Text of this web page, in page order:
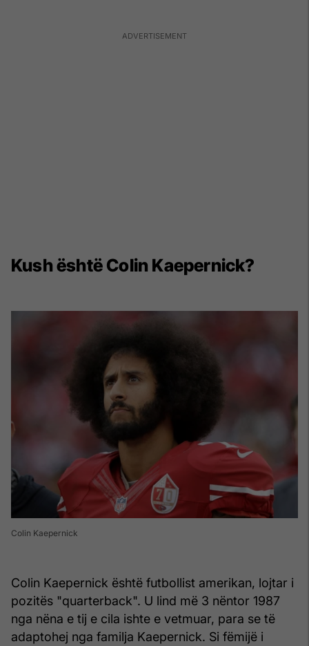
Kush është Colin Kaepernick?
Colin Kaepernick
Colin Kaepernick është futbollist amerikan, lojtar i
pozitës "quarterback". U lind më 3 nëntor 1987
nga nëna e tij e cila ishte e vetmuar, para se të
adaptohej nga familja Kaepernick. Si fëmijë i